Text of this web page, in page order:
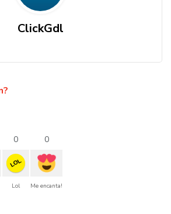
ClickGdl
0
LOL
Lol
0
Me encanta!